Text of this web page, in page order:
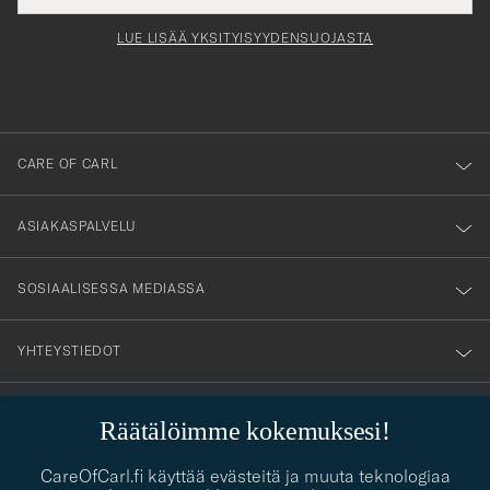
Räätälöimme kokemuksesi!
CareOfCarl.fi käyttää evästeitä ja muuta teknologiaa
tieto
för
dig
till
vårt
nyhetsbrev!
LUE LISÄÄ YKSITYISYYDENSUOJASTA
CARE OF CARL
ASIAKASPALVELU
SOSIAALISESSA MEDIASSA
YHTEYSTIEDOT
PUKEUTUMISNEUVONTA
Kaipaatko apua oman tyylisi löytämiseen? Me autamme sinua